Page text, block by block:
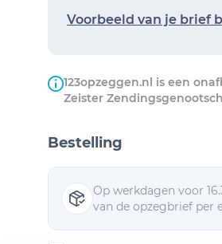
Voorbeeld van je brief
123opzeggen.nl is een
Zeister
Bestelling
Op werkdagen voor
van de opzegbrief per